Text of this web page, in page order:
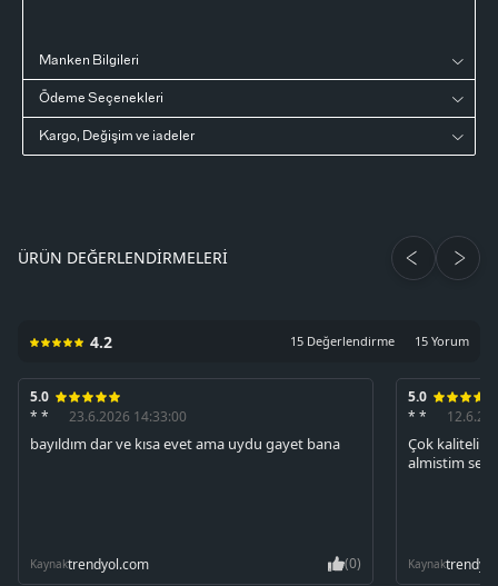
Manken Bilgileri
Ödeme Seçenekleri
Kargo, Değişim ve iadeler
ÜRÜN DEĞERLENDIRMELERI
4.2 15 Değerlendirme 15 Yorum
5.0
* *
23.6.2026 14:33:00
bayıldım dar ve kısa evet ama uydu gayet bana
Kaynaktrendyol.com (0)
5.0
* *
Çok kaliteli
almistim
Kaynak